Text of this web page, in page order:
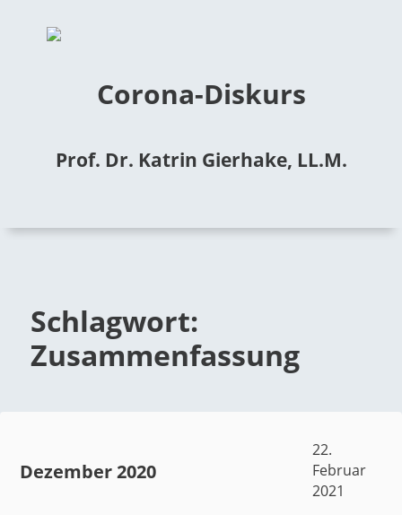
Corona-Diskurs
Prof. Dr. Katrin Gierhake, LL.M.
Schlagwort:
Zusammenfassung
Dezember 2020
22.
Februar
2021